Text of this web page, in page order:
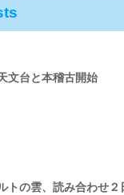
文台と本稽古開始
トの雲、読み合わせ２